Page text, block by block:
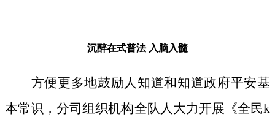
沉醉在式普法 入脑入髓
方便更多地鼓励人知道和知道政府平安基
本常识，分司组织机构全队人大力开展《全民k